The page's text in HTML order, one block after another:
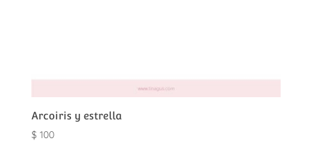
Arcoiris y estrella
$100